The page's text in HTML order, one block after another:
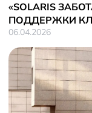
«SOLARIS
ПОДДЕРЖКИ
06.04.2026